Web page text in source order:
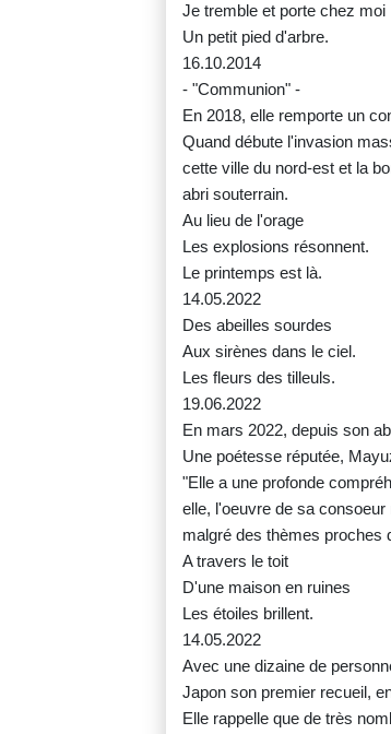
Je tremble et porte chez moi
Un petit pied d'arbre.
16.10.2014
- "Communion" -
En 2018, elle remporte un
Quand débute l'invasion
cette ville du nord-est et la
abri souterrain.
Au lieu de l'orage
Les explosions résonnent.
Le printemps est là.
14.05.2022
Des abeilles sourdes
Aux sirènes dans le ciel.
Les fleurs des tilleuls.
19.06.2022
En mars 2022, depuis son
Une poétesse réputée,
"Elle a une profonde
elle, l'oeuvre de sa
malgré des thèmes proches
A travers le toit
D'une maison en ruines
Les étoiles brillent.
14.05.2022
Avec une dizaine de
Japon son premier recueil,
Elle rappelle que de très